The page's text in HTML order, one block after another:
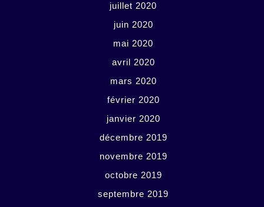
juillet 2020
juin 2020
mai 2020
avril 2020
mars 2020
février 2020
janvier 2020
décembre 2019
novembre 2019
octobre 2019
septembre 2019